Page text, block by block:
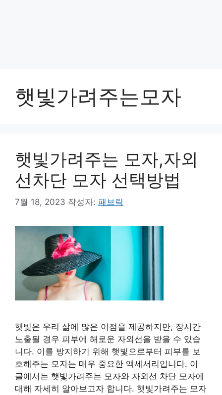
햇빛가려주는모자
햇빛가려주는 모자,자외
선차단 모자 선택방법
7월 18, 2023 작성자: 패브릭
햇빛은 우리 삶에 많은 이점을 제공하지만, 장시간
노출될 경우 피부에 해로운 자외선을 받을 수 있습
니다. 이를 방지하기 위해 햇빛으로부터 피부를 보
호해주는 모자는 매우 중요한 액세서리입니다. 이
글에서는 햇빛가려주는 모자와 자외선 차단 모자에
대해 자세히 알아보고자 합니다. 햇빛가려주는 모자